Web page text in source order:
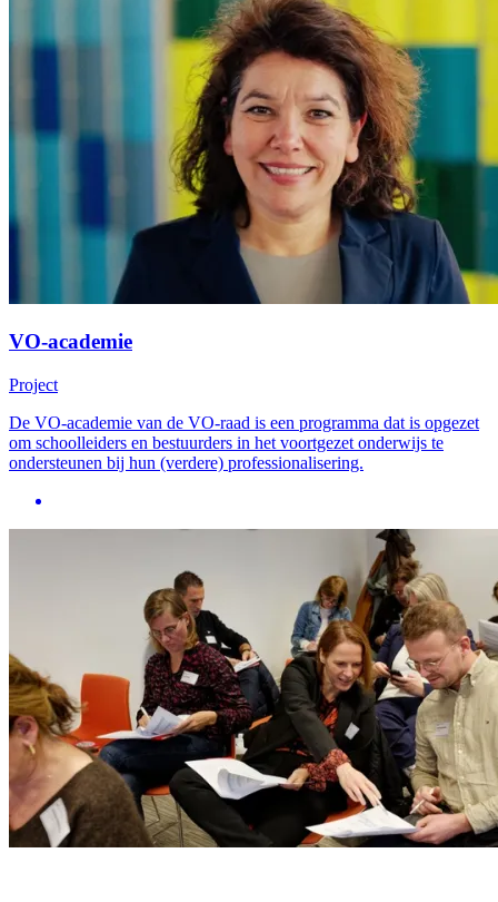
VO-academie
Project
De VO-academie van de VO-raad is een programma dat is opgezet
om schoolleiders en bestuurders in het voortgezet onderwijs te
ondersteunen bij hun (verdere) professionalisering.